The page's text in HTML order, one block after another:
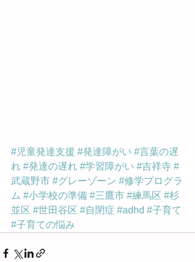
#児童発達支援 #発達障がい #言葉の遅
れ #発達の遅れ #学習障がい #吉祥寺 #
武蔵野市 #グレーゾーン #修学プログラ
ム #小学校の準備 #三鷹市 #練馬区 #杉
並区 #世田谷区 #自閉症 #adhd #子育て
#子育ての悩み